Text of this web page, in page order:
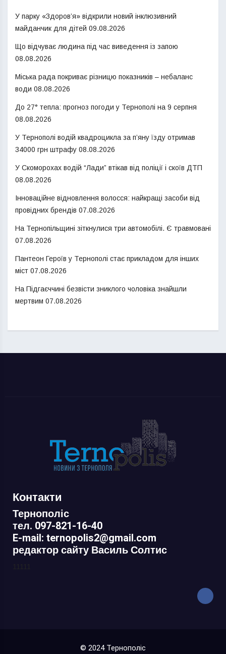
У парку «Здоров’я» відкрили новий інклюзивний
майданчик для дітей 09.08.2026
Що відчуває людина під час виведення із запою
08.08.2026
Міська рада покриває різницю показників – небаланс
води 08.08.2026
До 27° тепла: прогноз погоди у Тернополі на 9 серпня
08.08.2026
У Тернополі водій квадроцикла за п’яну їзду отримав
34000 грн штрафу 08.08.2026
У Скоморохах водій “Лади” втікав від поліції і скоїв ДТП
08.08.2026
Інноваційне відновлення волосся: найкращі засоби від
провідних брендів 07.08.2026
На Тернопільщині зіткнулися три автомобілі. Є травмовані
07.08.2026
Пантеон Героїв у Тернополі стає прикладом для інших
міст 07.08.2026
На Підгаєччині безвісти зниклого чоловіка знайшли
мертвим 07.08.2026
Контакти
Тернополіс
тел. 097-821-16-40
E-mail: ternopolis2@gmail.com
редактор сайту Василь Солтис
© 2024 Тернополіс